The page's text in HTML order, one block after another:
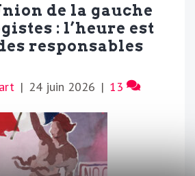
de la gauche
: l’heure est
responsables
| 24 juin 2026 | 13